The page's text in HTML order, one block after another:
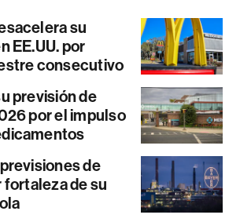
su
EE.UU. por
consecutivo
previsión de
por el impulso
de
fortaleza de su